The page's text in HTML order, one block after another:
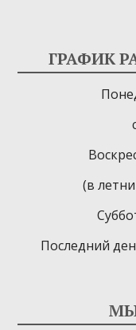
ГРАФИК
(в
Последний